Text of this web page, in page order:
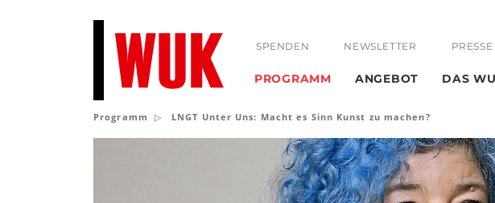
SPENDEN NEWSLETTER PRESSE
PROGRAMM ANGEBOT DAS
Programm LNGT Unter Uns: Macht es Sinn Kunst zu machen?